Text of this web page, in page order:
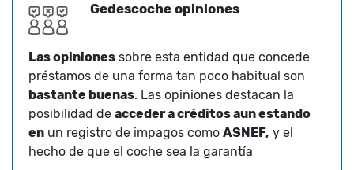
Gedescoche opiniones
Las opiniones sobre esta entidad que concede
préstamos de una forma tan poco habitual son
bastante buenas. Las opiniones destacan la
posibilidad de acceder a créditos aun estando
en un registro de impagos como ASNEF, y el
hecho de que el coche sea la garantía